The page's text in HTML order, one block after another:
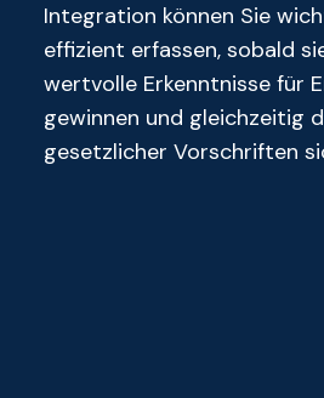
Integration können Sie
effizient erfassen, sobald
wertvolle Erkenntnisse für
gewinnen und gleichzeitig
gesetzlicher Vorschriften